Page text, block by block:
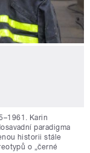
Karin
paradigma
historii stále
o „černé